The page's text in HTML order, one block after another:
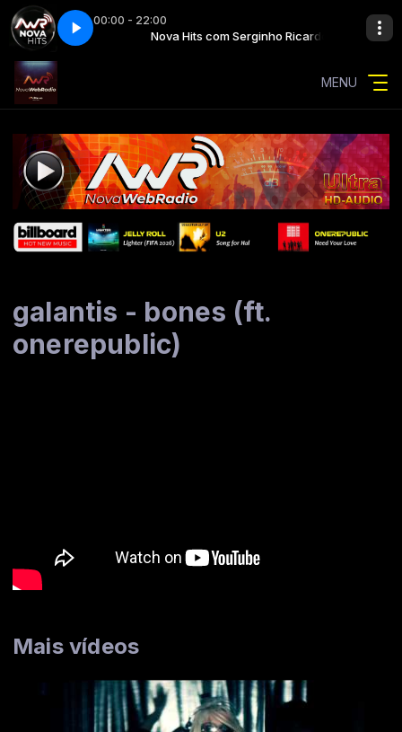
00:00 - 22:00
Ricardo Nova Hits com Serginho Ricardo
of wonderful retrosync - some kind of wonderful
MENU
galantis - bones (ft.
onerepublic)
Mais vídeos